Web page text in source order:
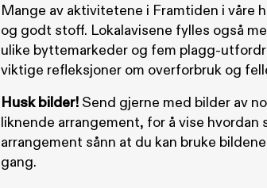
Mange av aktivitetene i Framtiden i våre
og godt stoff. Lokalavisene fylles også
ulike byttemarkeder og fem plagg-
viktige refleksjoner om overforbruk og
Husk bilder! Send gjerne med bilder av
liknende arrangement, for å vise hvordan
arrangement sånn at du kan bruke
gang.